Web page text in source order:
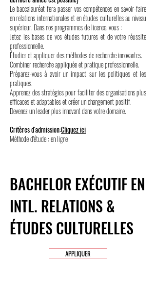
Le baccalauréat fera passer vos compétences en savoir-faire
en relations internationales et en études culturelles au niveau
supérieur. Dans nos programmes de licence, vous :
Jetez les bases de vos études futures et de votre réussite
professionnelle.
Étudier et appliquer des méthodes de recherche innovantes.
Combiner recherche appliquée et pratique professionnelle.
Préparez-vous à avoir un impact sur les politiques et les
pratiques.
Apprenez des stratégies pour faciliter des organisations plus
efficaces et adaptables et créer un changement positif.
Devenez un leader plus innovant dans votre domaine.
Critères d'admission:Cliquez ici
Méthode d'étude : en ligne
BACHELOR EXÉCUTIF EN
INTL. RELATIONS &
ÉTUDES CULTURELLES
APPLIQUER